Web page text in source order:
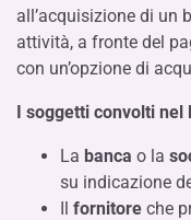
all’acquisizione di un
attività, a fronte del
con un’opzione di
I soggetti convolti nel
La banca o la
su indicazione
Il fornitore che